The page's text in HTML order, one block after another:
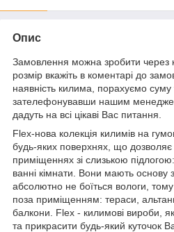
Опис
Замовлення можна зробити через
розмір вкажіть в коментарі до
наявність килима, порахуємо
зателефонувавши нашим
дадуть на всі цікаві Вас питання.
Flex-нова колекція килимів на
будь-яких поверхнях, що дозволяє
приміщеннях зі слизькою підлогою:
ванні кімнати. Вони мають основу
абсолютно не боїться вологи,
поза приміщенням: тераси,
балкони. Flex - килимові вироби,
та прикрасити будь-який куточок